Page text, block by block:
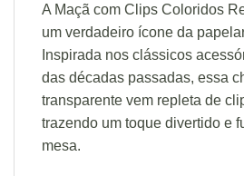
A Maçã com Clips Coloridos
um verdadeiro ícone da
Inspirada nos clássicos
das décadas passadas, essa
transparente vem repleta de
trazendo um toque divertido e
mesa.